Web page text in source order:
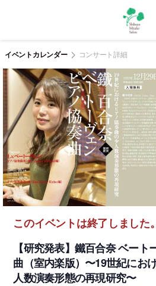
美
竹
サ
ロ
ン
|
渋
谷
分
和
風
モ
イベントカレンダー コンサート詳細
このイベントは終了しました。
【研究発表】鐵百合奈 ベー
曲（室内楽版）〜19世紀にお
人数演奏形態の再現研究〜